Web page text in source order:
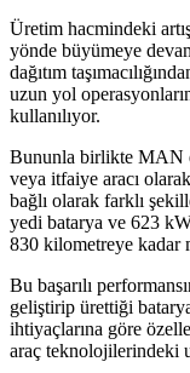
Üretim hacmindeki
yönde büyümeye
dağıtım
uzun yol
kullanılıyor.
Bununla birlikte MAN
veya itfaiye aracı
bağlı olarak farklı
yedi batarya ve 623
830 kilometreye kadar
Bu başarılı
geliştirip ürettiği
ihtiyaçlarına göre
araç teknolojilerindeki